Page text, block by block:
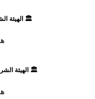
🏛️ الهيئة
🏛️ الهيئة